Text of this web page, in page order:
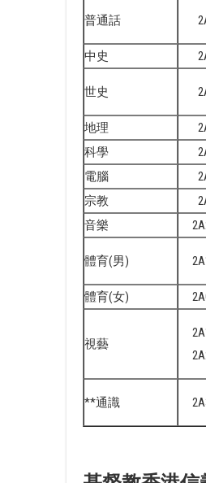
普通話
中史
世史
地理
科學
電腦
宗教
音樂
體育(男)
體育(女)
視藝
**通識